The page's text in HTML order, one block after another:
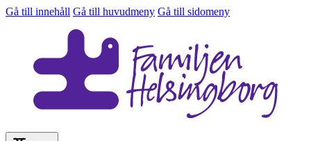
Gå till innehåll Gå till huvudmeny Gå till sidomeny